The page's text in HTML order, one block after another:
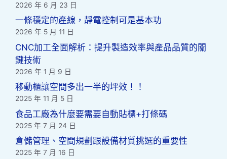
2026 年 6 月 23 日
一條穩定的產線，靜電控制可是基本功
2026 年 5 月 11 日
CNC加工全面解析：提升製造效率與產品品質的關
鍵技術
2026 年 1 月 9 日
移動櫃讓空間多出一半的坪效！！
2025 年 11 月 5 日
食品工廠為什麼要需要自動貼標+打條碼
2025 年 7 月 24 日
倉儲管理、空間規劃跟設備材質挑選的重要性
2025 年 7 月 16 日